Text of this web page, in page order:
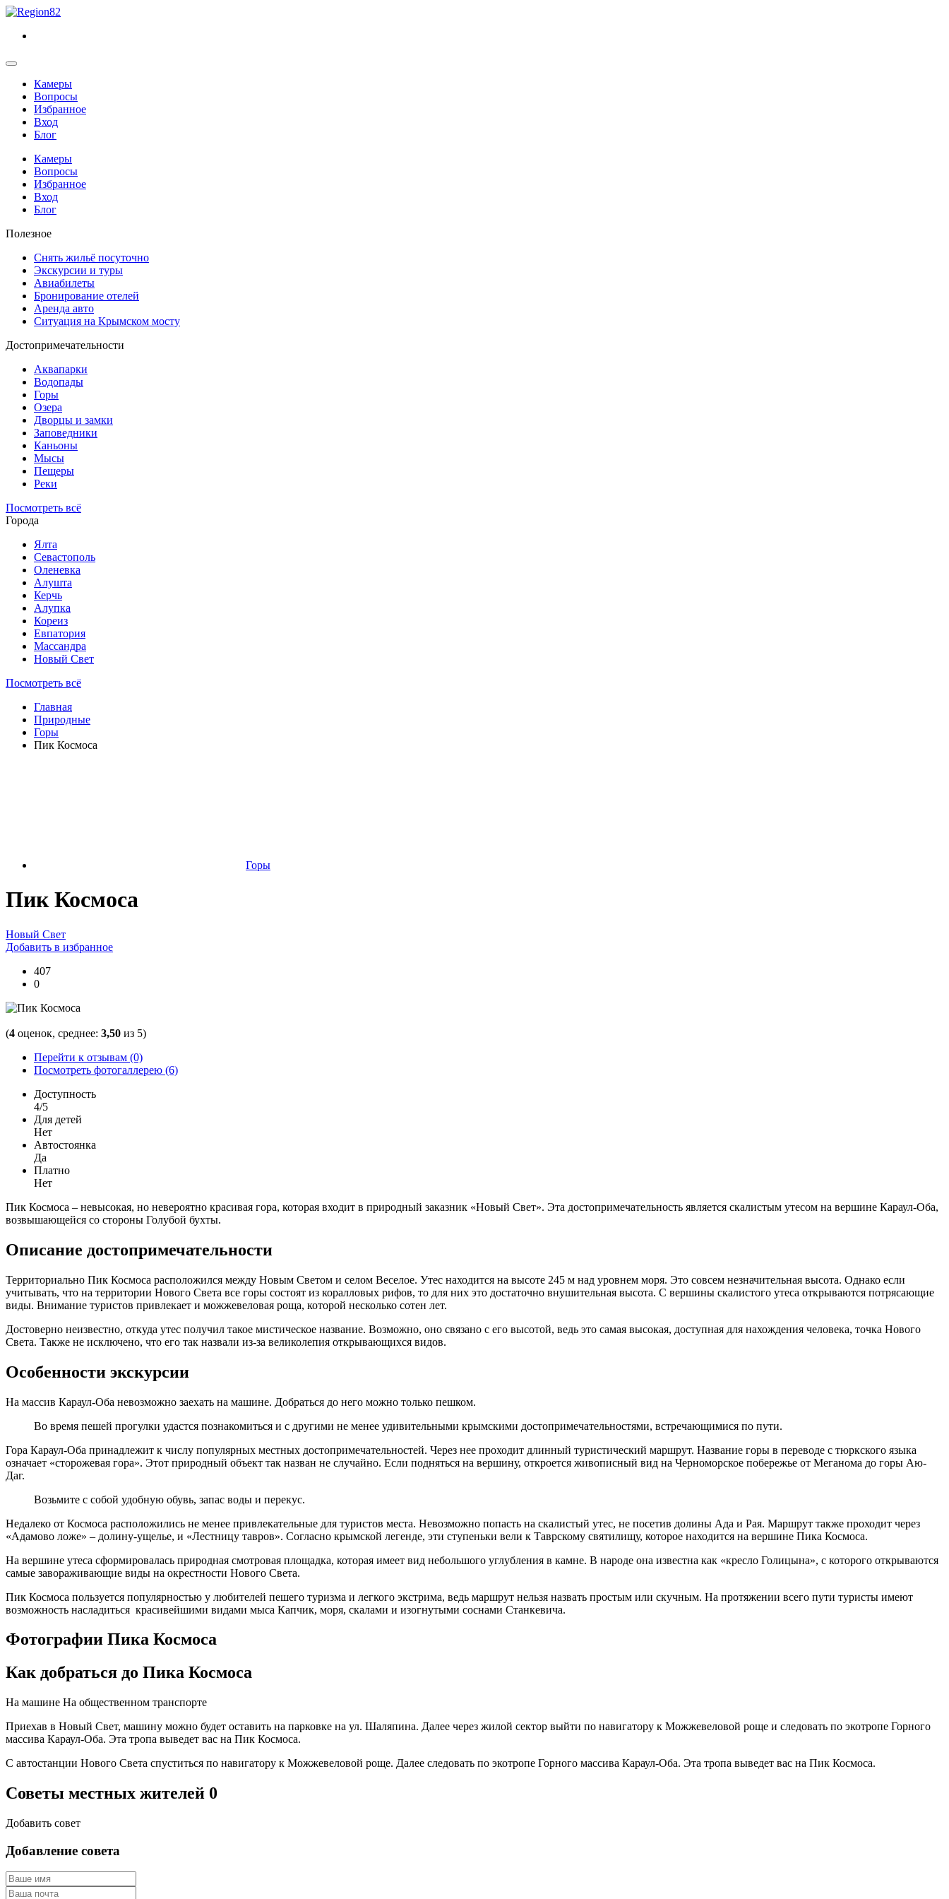
Камеры
Вопросы
Избранное
Вход
Блог
Камеры
Вопросы
Избранное
Вход
Блог
Полезное
Снять жильё посуточно
Экскурсии и туры
Авиабилеты
Бронирование отелей
Аренда авто
Ситуация на Крымском мосту
Достопримечательности
Аквапарки
Водопады
Горы
Озера
Дворцы и замки
Заповедники
Каньоны
Мысы
Пещеры
Реки
Посмотреть всё
Города
Ялта
Севастополь
Оленевка
Алушта
Керчь
Алупка
Кореиз
Евпатория
Массандра
Новый Свет
Посмотреть всё
Главная
Природные
Горы
Пик Космоса
Горы
Пик Космоса
Новый Свет
Добавить в избранное
407
0
(4 оценок, среднее: 3,50 из 5)
Перейти к отзывам (0)
Посмотреть фотогаллерею (6)
Доступность
4/5
Для детей
Нет
Автостоянка
Да
Платно
Нет
Пик Космоса – невысокая, но невероятно красивая гора, которая входит в природный заказник «Новый Свет». Эта достопримечательность является скалистым утесом на вершине Караул-Оба,
возвышающейся со стороны Голубой бухты.
Описание достопримечательности
Территориально Пик Космоса расположился между Новым Светом и селом Веселое. Утес находится на высоте 245 м над уровнем моря. Это совсем незначительная высота. Однако если
учитывать, что на территории Нового Света все горы состоят из коралловых рифов, то для них это достаточно внушительная высота. С вершины скалистого утеса открываются потрясающие
виды. Внимание туристов привлекает и можжевеловая роща, которой несколько сотен лет.
Достоверно неизвестно, откуда утес получил такое мистическое название. Возможно, оно связано с его высотой, ведь это самая высокая, доступная для нахождения человека, точка Нового
Света. Также не исключено, что его так назвали из-за великолепия открывающихся видов.
Особенности экскурсии
На массив Караул-Оба невозможно заехать на машине. Добраться до него можно только пешком.
Во время пешей прогулки удастся познакомиться и с другими не менее удивительными крымскими достопримечательностями, встречающимися по пути.
Гора Караул-Оба принадлежит к числу популярных местных достопримечательностей. Через нее проходит длинный туристический маршрут. Название горы в переводе с тюркского языка
означает «сторожевая гора». Этот природный объект так назван не случайно. Если подняться на вершину, откроется живописный вид на Черноморское побережье от Меганома до горы Аю-
Даг.
Возьмите с собой удобную обувь, запас воды и перекус.
Недалеко от Космоса расположились не менее привлекательные для туристов места. Невозможно попасть на скалистый утес, не посетив долины Ада и Рая. Маршрут также проходит через
«Адамово ложе» – долину-ущелье, и «Лестницу тавров». Согласно крымской легенде, эти ступеньки вели к Таврскому святилищу, которое находится на вершине Пика Космоса.
На вершине утеса сформировалась природная смотровая площадка, которая имеет вид небольшого углубления в камне. В народе она известна как «кресло Голицына», с которого открываются
самые завораживающие виды на окрестности Нового Света.
Пик Космоса пользуется популярностью у любителей пешего туризма и легкого экстрима, ведь маршрут нельзя назвать простым или скучным. На протяжении всего пути туристы имеют
возможность насладиться красивейшими видами мыса Капчик, моря, скалами и изогнутыми соснами Станкевича.
Фотографии Пика Космоса
Как добраться до Пика Космоса
На машине На общественном транспорте
Приехав в Новый Свет, машину можно будет оставить на парковке на ул. Шаляпина. Далее через жилой сектор выйти по навигатору к Можжевеловой роще и следовать по экотропе Горного
массива Караул-Оба. Эта тропа выведет вас на Пик Космоса.
С автостанции Нового Света спуститься по навигатору к Можжевеловой роще. Далее следовать по экотропе Горного массива Караул-Оба. Эта тропа выведет вас на Пик Космоса.
Советы местных жителей 0
Добавить совет
Добавление совета